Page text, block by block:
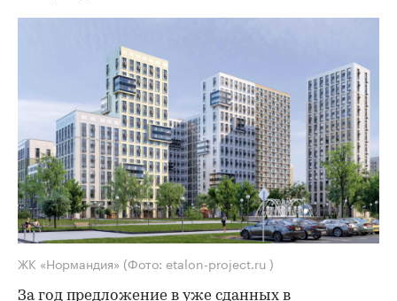
ЖК «Нормандия» (Фото: etalon-project.ru )
За год предложение в уже сданных в